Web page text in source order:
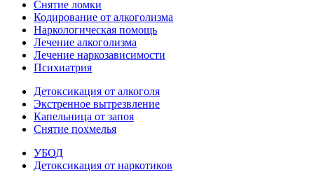
Снятие ломки
Кодирование от алкоголизма
Наркологическая помощь
Лечение алкоголизма
Лечение наркозависимости
Психиатрия
Детоксикация от алкоголя
Экстренное вытрезвление
Капельница от запоя
Снятие похмелья
УБОД
Детоксикация от наркотиков